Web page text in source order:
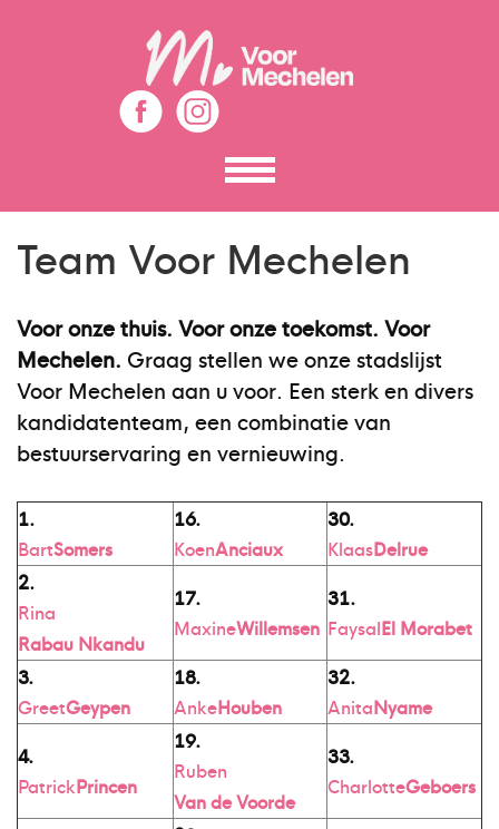
Toon
het
menu
Team Voor Mechelen
Voor onze thuis. Voor onze toekomst. Voor
Mechelen. Graag stellen we onze stadslijst
Voor Mechelen aan u voor. Een sterk en divers
kandidatenteam, een combinatie van
bestuurservaring en vernieuwing.
1.
BartSomers
16.
KoenAnciaux
30.
KlaasDelrue
2.
Rina
Rabau Nkandu
17.
MaxineWillemsen
31.
FaysalEl Morabet
3.
GreetGeypen
18.
AnkeHouben
32.
AnitaNyame
4.
PatrickPrincen
19.
Ruben
Van de Voorde
33.
CharlotteGeboers